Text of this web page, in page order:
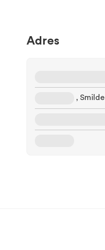
Adres
, Smilde